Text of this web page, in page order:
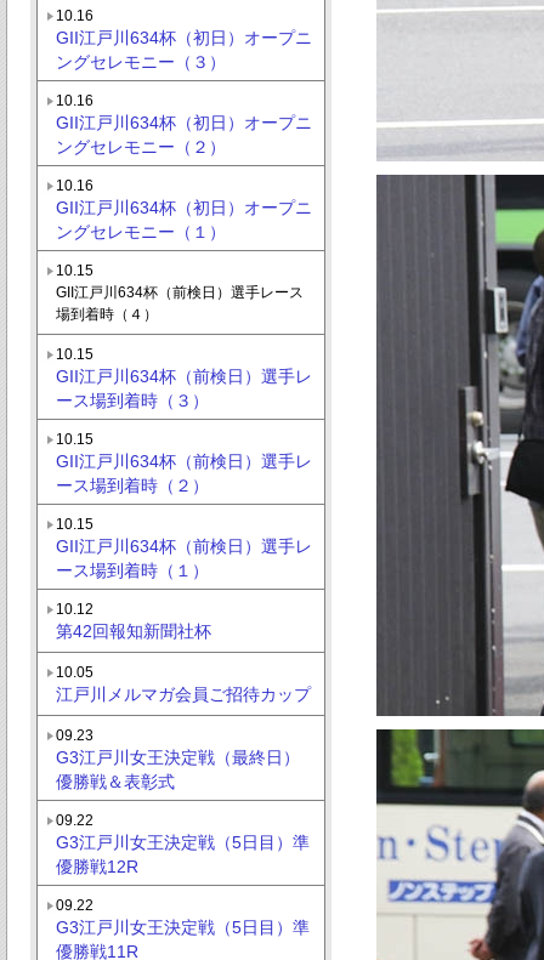
10.16
GII江戸川634杯（初日）オープニ
ングセレモニー（３）
10.16
GII江戸川634杯（初日）オープニ
ングセレモニー（２）
10.16
GII江戸川634杯（初日）オープニ
ングセレモニー（１）
10.15
GII江戸川634杯（前検日）選手レース
場到着時（４）
10.15
GII江戸川634杯（前検日）選手レ
ース場到着時（３）
10.15
GII江戸川634杯（前検日）選手レ
ース場到着時（２）
10.15
GII江戸川634杯（前検日）選手レ
ース場到着時（１）
10.12
第42回報知新聞社杯
10.05
江戸川メルマガ会員ご招待カップ
09.23
G3江戸川女王決定戦（最終日）
優勝戦＆表彰式
09.22
G3江戸川女王決定戦（5日目）準
優勝戦12R
09.22
G3江戸川女王決定戦（5日目）準
優勝戦11R